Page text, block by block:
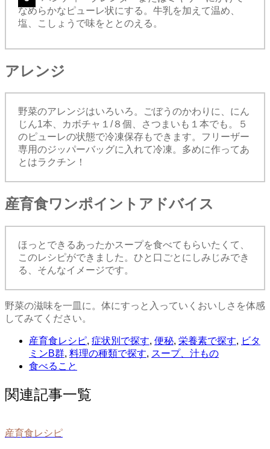
なめらかなピューレ状にする。牛乳を加えて温め、
塩、こしょうで味をととのえる。
アレンジ
野菜のアレンジはいろいろ。ごぼうのかわりに、にん
じん1本、カボチャ１/８個、さつまいも１本でも。５
のピューレの状態で冷凍保存もできます。フリーザー
専用のジッパーバッグに入れて冷凍。多めに作ってあ
とはラクチン！
産育食ワンポイントアドバイス
ほっとできるあったかスープを食べてもらいたくて、
このレシピができました。ひと口ごとにしみじみでき
る、そんなイメージです。
野菜の滋味を一皿に。体にすっと入っていくおいしさを体感
してみてください。
産育食レシピ, 症状別で探す, 便秘, 栄養素で探す, ビタ
ミンB群, 料理の種類で探す, スープ、汁もの
食べること
関連記事一覧
産育食レシピ